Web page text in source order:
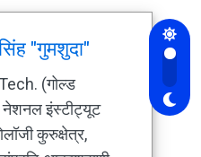
"गुमशुदा"
(गोल्ड
इंस्टीट्यूट
कुरुक्षेत्र,